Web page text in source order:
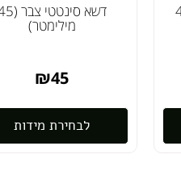
(42 דשא סינטטי
מילימטר)
₪45
לבחירת מידות